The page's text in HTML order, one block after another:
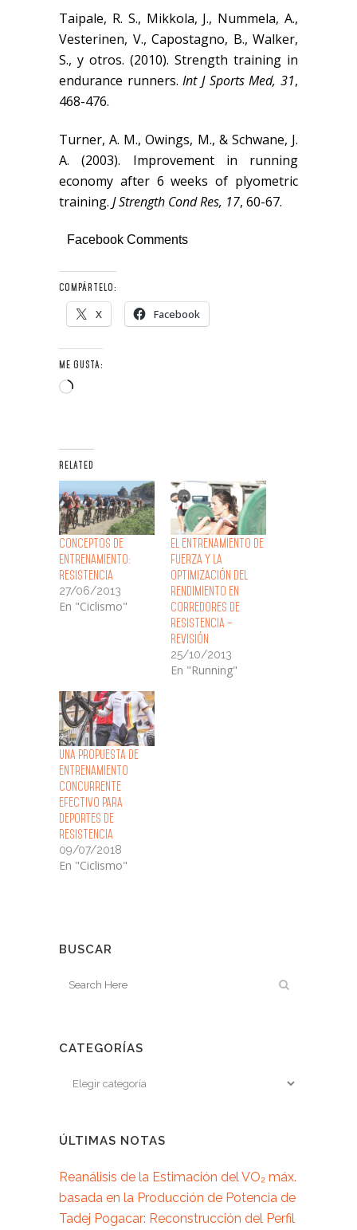
Taipale, R. S., Mikkola, J., Nummela, A.,
Vesterinen, V., Capostagno, B., Walker,
S., y otros. (2010). Strength training in
endurance runners.Int J Sports Med, 31,
468-476.
Turner, A. M., Owings, M., & Schwane, J.
A. (2003). Improvement in running
economy after 6 weeks of plyometric
training. J Strength Cond Res, 17, 60-67.
Facebook Comments
COMPÁRTELO:
X Facebook
ME GUSTA:
Loading…
RELATED
Conceptos de
Entrenamiento:
Resistencia
27/06/2013
En "Ciclismo"
El entrenamiento de
fuerza y la
optimización del
rendimiento en
corredores de
resistencia –
Revisión
25/10/2013
En "Running"
Una propuesta de
entrenamiento
concurrente
efectivo para
deportes de
resistencia
09/07/2018
En "Ciclismo"
BUSCAR
CATEGORÍAS
ÚLTIMAS NOTAS
Reanálisis de la Estimación del VO₂ máx.
basada en la Producción de Potencia de
Tadej Pogacar: Reconstrucción del Perfil